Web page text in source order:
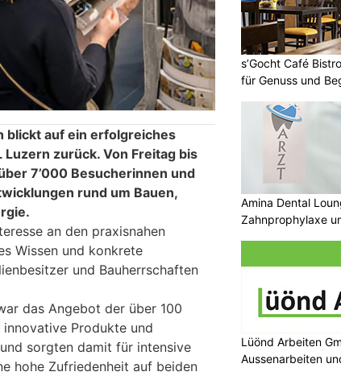
blickt auf ein erfolgreiches
zurück. Von Freitag bis
7’000 Besucherinnen und
rund um Bauen,
an den praxisnahen
Wissen und konkrete
und Bauherrschaften
das Angebot der über 100
Produkte und
sorgten damit für intensive
hohe Zufriedenheit auf beiden
s’Gocht Café
für Genuss und
Amina Dental
Zahnprophylaxe
Lüönd Arbeiten
Aussenarbeiten